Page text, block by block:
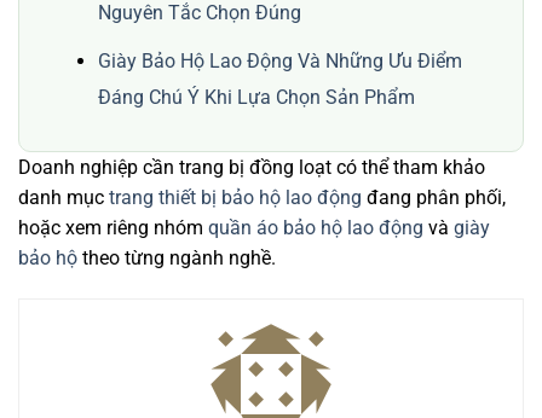
Nguyên Tắc Chọn Đúng
Giày Bảo Hộ Lao Động Và Những Ưu Điểm
Đáng Chú Ý Khi Lựa Chọn Sản Phẩm
Doanh nghiệp cần trang bị đồng loạt có thể tham khảo
danh mục trang thiết bị bảo hộ lao động đang phân phối,
hoặc xem riêng nhóm quần áo bảo hộ lao động và giày
bảo hộ theo từng ngành nghề.